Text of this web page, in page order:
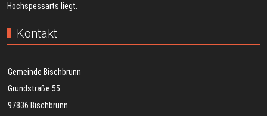
Hochspessarts liegt.
Kontakt
Gemeinde Bischbrunn
Grundstraße 55
97836 Bischbrunn